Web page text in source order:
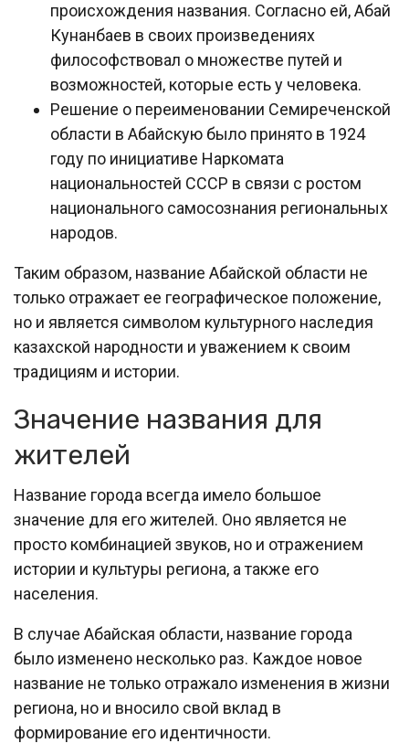
происхождения названия. Согласно ей, Абай
Кунанбаев в своих произведениях
философствовал о множестве путей и
возможностей, которые есть у человека.
Решение о переименовании Семиреченской
области в Абайскую было принято в 1924
году по инициативе Наркомата
национальностей СССР в связи с ростом
национального самосознания региональных
народов.
Таким образом, название Абайской области не
только отражает ее географическое положение,
но и является символом культурного наследия
казахской народности и уважением к своим
традициям и истории.
Значение названия для
жителей
Название города всегда имело большое
значение для его жителей. Оно является не
просто комбинацией звуков, но и отражением
истории и культуры региона, а также его
населения.
В случае Абайская области, название города
было изменено несколько раз. Каждое новое
название не только отражало изменения в жизни
региона, но и вносило свой вклад в
формирование его идентичности.